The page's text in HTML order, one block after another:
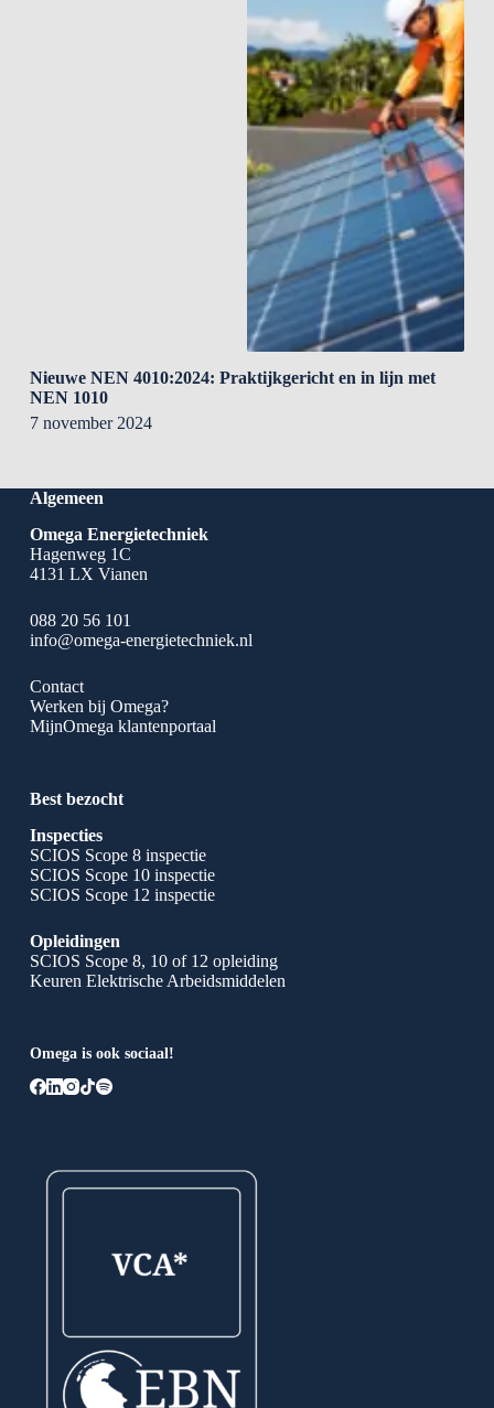
Nieuwe NEN 4010:2024: Praktijkgericht en in lijn met
NEN 1010
7 november 2024
Algemeen
Omega Energietechniek
Hagenweg 1C
4131 LX Vianen
088 20 56 101
info@omega-energietechniek.nl
Contact
Werken bij Omega?
MijnOmega klantenportaal
Best bezocht
Inspecties
SCIOS Scope 8 inspectie
SCIOS Scope 10 inspectie
SCIOS Scope 12 inspectie
Opleidingen
SCIOS Scope 8, 10 of 12 opleiding
Keuren Elektrische Arbeidsmiddelen
Omega is ook sociaal!